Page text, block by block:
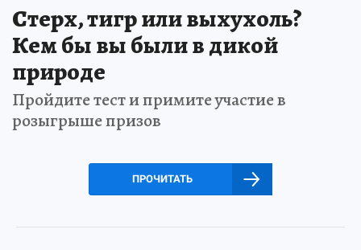
Стерх, тигр или выхухоль?
Кем бы вы были в дикой
природе
Пройдите тест и примите участие в
розыгрыше призов
ПРОЧИТАТЬ